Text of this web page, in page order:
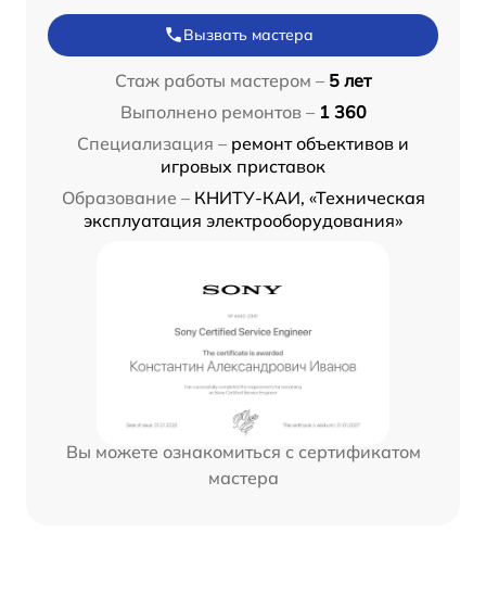
Вызвать мастера
Стаж работы мастером – 5 лет
Выполнено ремонтов – 1 360
Специализация – ремонт объективов и
игровых приставок
Образование – КНИТУ-КАИ, «Техническая
эксплуатация электрооборудования»
Вы можете ознакомиться с сертификатом
мастера